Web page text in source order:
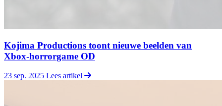
Kojima Productions toont nieuwe beelden van
Xbox-horrorgame OD
23 sep. 2025 Lees artikel